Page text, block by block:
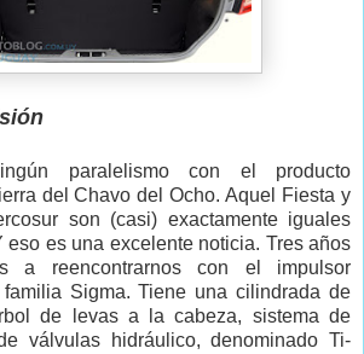
paralelismo con el producto
del Chavo del Ocho. Aquel Fiesta y
son (casi) exactamente iguales
eso es una excelente noticia. Tres años
a reencontrarnos con el impulsor
Sigma. Tiene una cilindrada de
de levas a la cabeza, sistema de
válvulas hidráulico, denominado Ti-